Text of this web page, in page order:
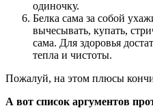
одиночку.
Белка сама за собой
вычесывать, купать,
сама. Для здоровья
тепла и чистоты.
Пожалуй, на этом плюсы
А вот список аргументов